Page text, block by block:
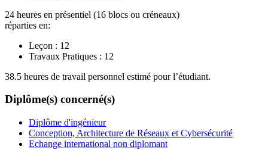
24 heures en présentiel (16 blocs ou créneaux)
réparties en:
Leçon : 12
Travaux Pratiques : 12
38.5 heures de travail personnel estimé pour l’étudiant.
Diplôme(s) concerné(s)
Diplôme d'ingénieur
Conception, Architecture de Réseaux et Cybersécurité
Echange international non diplomant